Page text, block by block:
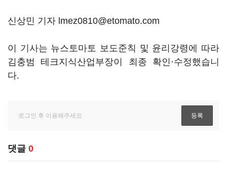
신상민 기자 lmez0810@etomato.com
이 기사는 뉴스토마토 보도준칙 및 윤리강령에 따라
김충범 테크지식산업부장이 최종 확인·수정했습니
다.
댓글 0